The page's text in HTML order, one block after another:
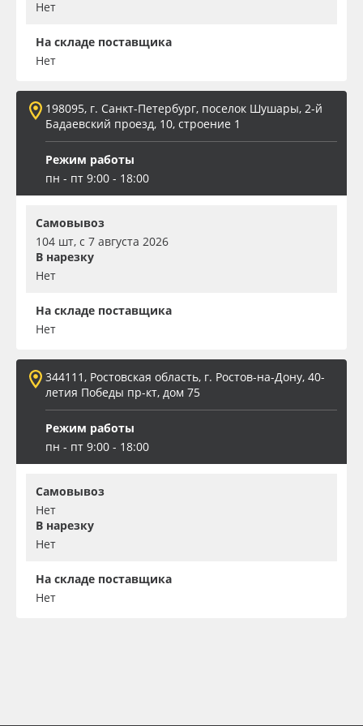
Нет
На складе поставщика
Нет
198095, г. Санкт-Петербург, поселок Шушары, 2-й
Бадаевский проезд, 10, строение 1
Режим работы
пн - пт 9:00 - 18:00
Самовывоз
104 шт, с 7 августа 2026
В нарезку
Нет
На складе поставщика
Нет
344111, Ростовская область, г. Ростов-на-Дону, 40-
летия Победы пр-кт, дом 75
Режим работы
пн - пт 9:00 - 18:00
Самовывоз
Нет
В нарезку
Нет
На складе поставщика
Нет